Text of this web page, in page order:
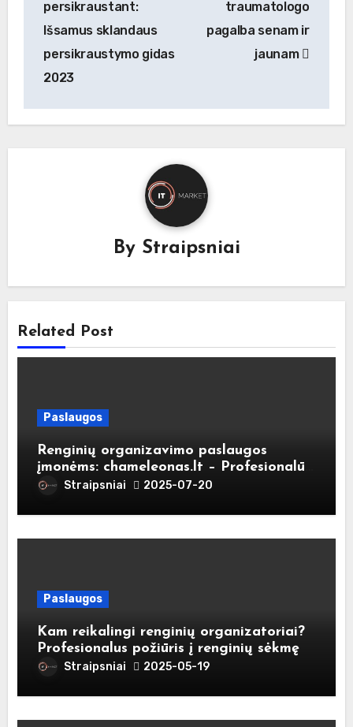
įrašų
persikraustant:
Išsamus sklandaus
persikraustymo gidas
2023
traumatologo
pagalba senam ir
jaunam
By Straipsniai
Related Post
Paslaugos
Renginių organizavimo paslaugos
įmonėms: chameleonas.lt – Profesionalūs
sprendimai Jūsų verslo renginiams
Straipsniai 2025-07-20
Paslaugos
Kam reikalingi renginių organizatoriai?
Profesionalus požiūris į renginių sėkmę
Straipsniai 2025-05-19